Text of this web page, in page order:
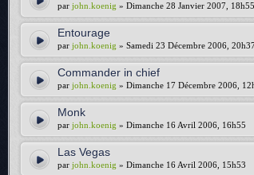
par john.koenig » Dimanche 28 Janvier 2007, 18h55
Entourage
par john.koenig » Samedi 23 Décembre 2006,
Commander in chief
par john.koenig » Dimanche 17 Décembre 2006,
Monk
par john.koenig » Dimanche 16 Avril 2006, 16h55
Las Vegas
par john.koenig » Dimanche 16 Avril 2006, 15h53